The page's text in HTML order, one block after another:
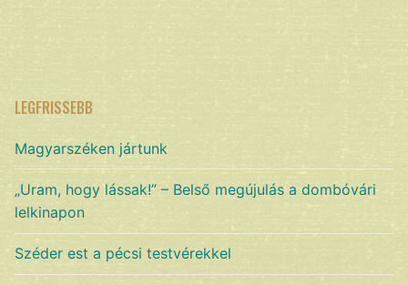
LEGFRISSEBB
Magyarszéken jártunk
„Uram, hogy lássak!” – Belső megújulás a dombóvári
lelkinapon
Széder est a pécsi testvérekkel